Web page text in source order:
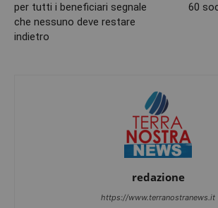
per tutti i beneficiari segnale
che nessuno deve restare
indietro
60
redazione
https://www.terranostranews.it